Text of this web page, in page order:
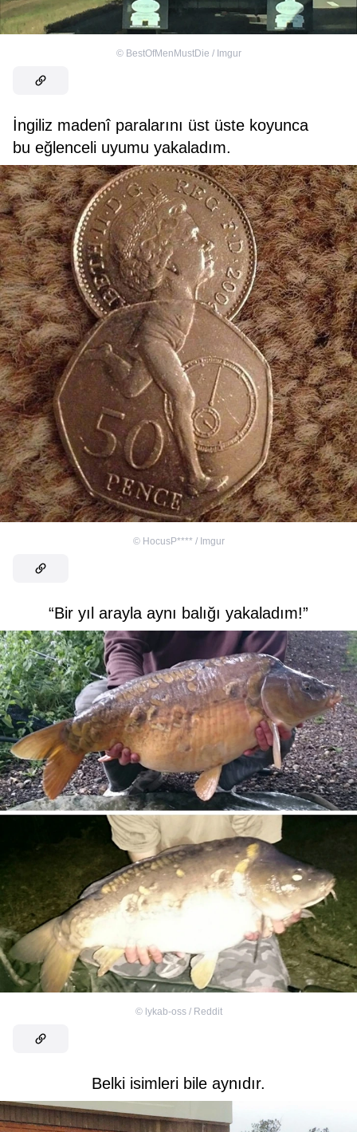
© BestOfMenMustDie / Imgur
İngiliz madenî paralarını üst üste koyunca
bu eğlenceli uyumu yakaladım.
© HocusP**** / Imgur
“Bir yıl arayla aynı balığı yakaladım!”
© lykab-oss / Reddit
Belki isimleri bile aynıdır.